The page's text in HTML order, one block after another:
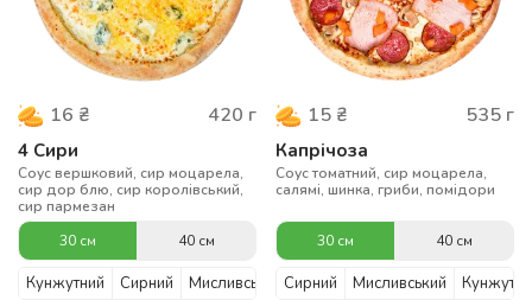
16 ₴ 420 г
4 Сири
Cоус вершковий, сир моцарела,
сир дор блю, сир королівський,
сир пармезан
30 см
40 см
Кунжутний Сирний Мисливський
15 ₴ 535 г
Капрічоза
Соус томатний, сир моцарела,
салямі, шинка, гриби, помідори
30 см 40 см
Сирний Мисливський